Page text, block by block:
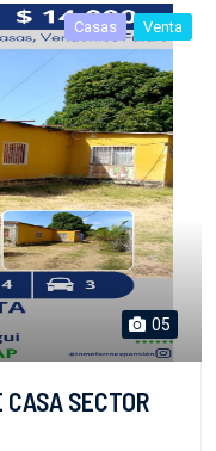
Casas Venta
05
SECTOR